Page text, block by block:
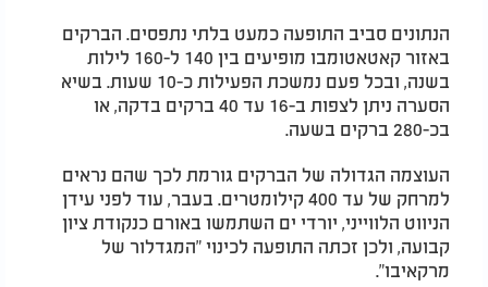
הנתונים סביב התופעה כמעט בלתי נתפסים. הברקים
באזור קאטאטומבו מופיעים בין 140 ל-160 לילות
בשנה, ובכל פעם נמשכת הפעילות כ-10 שעות. בשיא
הסערה ניתן לצפות ב-16 עד 40 ברקים בדקה, או
בכ-280 ברקים בשעה.
העוצמה הגדולה של הברקים גורמת לכך שהם נראים
למרחק של עד 400 קילומטרים. בעבר, עוד לפני עידן
הניווט הלווייני, יורדי ים השתמשו באורם כנקודת ציון
קבועה, ולכן זכתה התופעה לכינוי "המגדלור של
מרקאיבו".